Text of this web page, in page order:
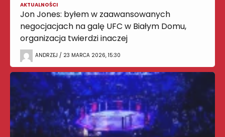
AKTUALNOŚCI
Jon Jones: byłem w zaawansowanych
negocjacjach na galę UFC w Białym Domu,
organizacja twierdzi inaczej
ANDRZEJ / 23 MARCA 2026, 15:30